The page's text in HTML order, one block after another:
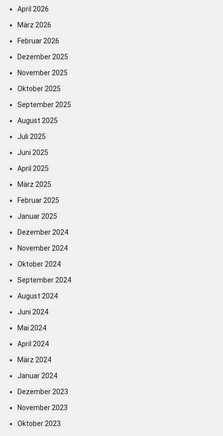
April 2026
März 2026
Februar 2026
Dezember 2025
November 2025
Oktober 2025
September 2025
August 2025
Juli 2025
Juni 2025
April 2025
März 2025
Februar 2025
Januar 2025
Dezember 2024
November 2024
Oktober 2024
September 2024
August 2024
Juni 2024
Mai 2024
April 2024
März 2024
Januar 2024
Dezember 2023
November 2023
Oktober 2023